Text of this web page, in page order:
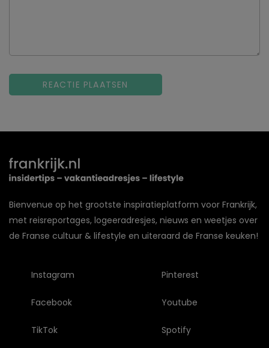
Bienvenue op het grootste inspiratieplatform voor Frankrijk,
met reisreportages, logeeradresjes, nieuws en weetjes over
de Franse cultuur & lifestyle en uiteraard de Franse keuken!
Instagram
Facebook
TikTok
Pinterest
Youtube
Spotify